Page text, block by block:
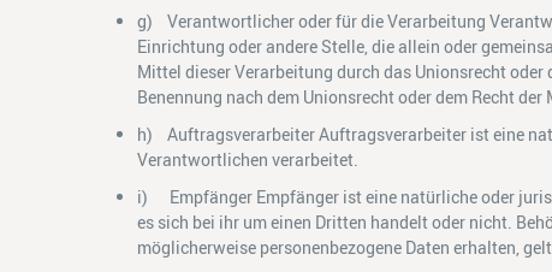
g) Verantwortlicher oder für die Verarbeitung
Einrichtung oder andere Stelle, die allein oder
Mittel dieser Verarbeitung durch das Unionsrecht
Benennung nach dem Unionsrecht oder dem Recht
h) Auftragsverarbeiter Auftragsverarbeiter ist eine
Verantwortlichen verarbeitet.
i) Empfänger Empfänger ist eine natürliche oder
es sich bei ihr um einen Dritten handelt oder nicht.
möglicherweise personenbezogene Daten erhalten,